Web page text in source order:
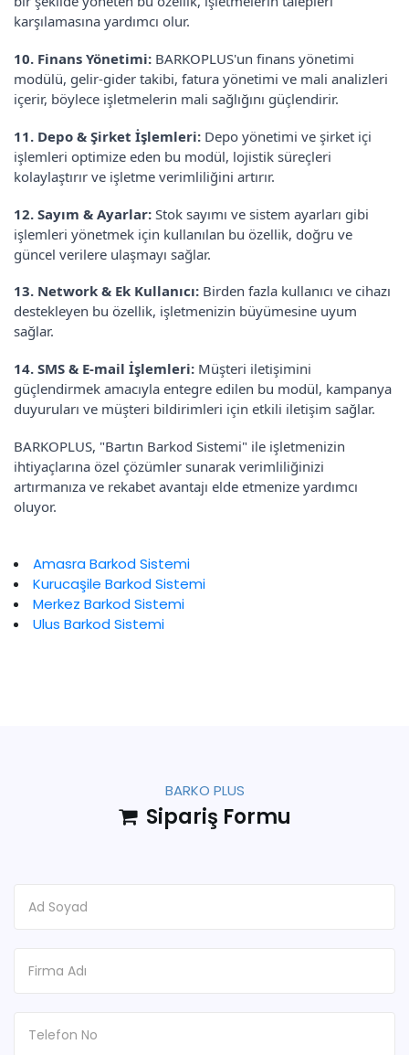
karşılamasına yardımcı olur.
10. Finans Yönetimi: BARKOPLUS'un finans yönetimi
modülü, gelir-gider takibi, fatura yönetimi ve mali analizleri
içerir, böylece işletmelerin mali sağlığını güçlendirir.
11. Depo & Şirket İşlemleri: Depo yönetimi ve şirket içi
işlemleri optimize eden bu modül, lojistik süreçleri
kolaylaştırır ve işletme verimliliğini artırır.
12. Sayım & Ayarlar: Stok sayımı ve sistem ayarları gibi
işlemleri yönetmek için kullanılan bu özellik, doğru ve
güncel verilere ulaşmayı sağlar.
13. Network & Ek Kullanıcı: Birden fazla kullanıcı ve cihazı
destekleyen bu özellik, işletmenizin büyümesine uyum
sağlar.
14. SMS & E-mail İşlemleri: Müşteri iletişimini
güçlendirmek amacıyla entegre edilen bu modül, kampanya
duyuruları ve müşteri bildirimleri için etkili iletişim sağlar.
BARKOPLUS, "Bartın Barkod Sistemi" ile işletmenizin
ihtiyaçlarına özel çözümler sunarak verimliliğinizi
artırmanıza ve rekabet avantajı elde etmenize yardımcı
oluyor.
Amasra Barkod Sistemi
Kurucaşile Barkod Sistemi
Merkez Barkod Sistemi
Ulus Barkod Sistemi
BARKO PLUS
Sipariş Formu